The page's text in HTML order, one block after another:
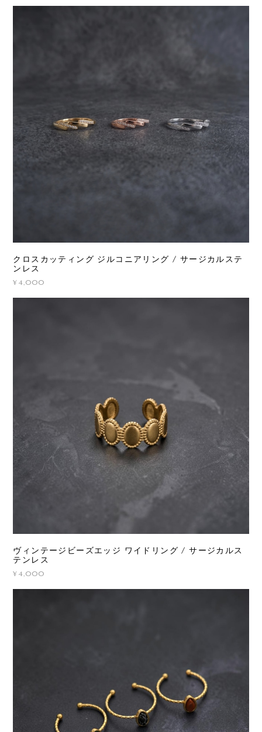
クロスカッティング ジルコニアリング / サージカルステ
ンレス
¥4,000
ヴィンテージビーズエッジ ワイドリング / サージカルス
テンレス
¥4,000